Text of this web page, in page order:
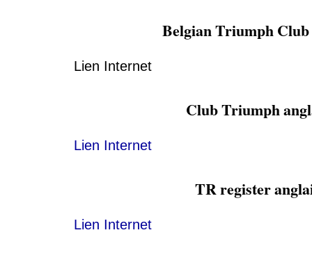
Belgian Triumph
Lien Internet
Club Triumph
Lien Internet
TR register
Lien Internet